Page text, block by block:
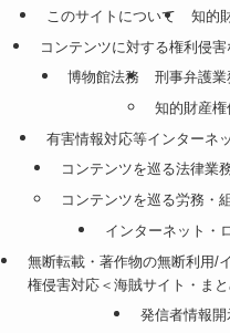
このサイトについて
知的
コンテンツに対する権利侵
博物館法務
刑事弁護業
知的財産
有害情報対応等インターネ
コンテンツを巡る法律業
コンテンツを巡る労務・
インターネット・
無断転載・著作物の無断利用/
権侵害対応＜海賊サイト・ま
発信者情報